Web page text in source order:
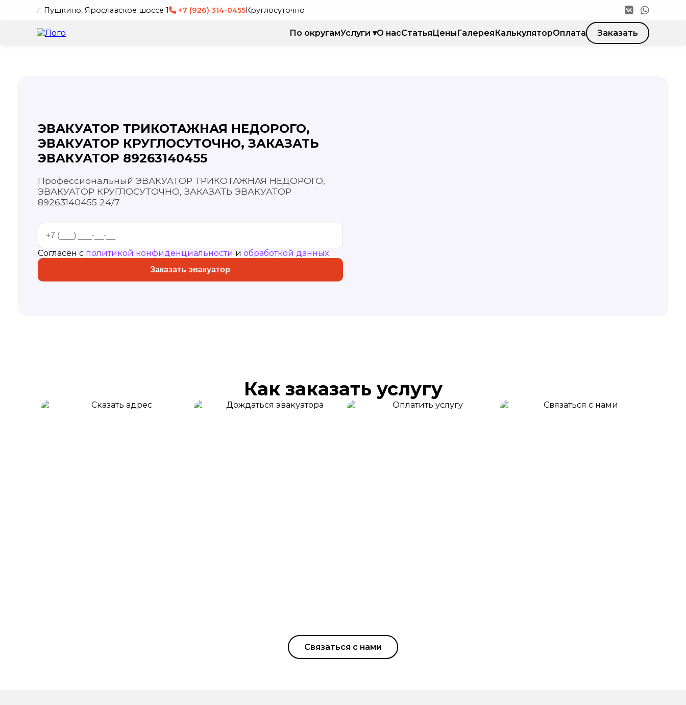
г. Пушкино, Ярославское шоссе 1 +7 (926) 314-0455Круглосуточно
По округамУслуги ▾О насСтатьяЦеныГалереяКалькуляторОплата Заказать
ЭВАКУАТОР ТРИКОТАЖНАЯ НЕДОРОГО,
ЭВАКУАТОР КРУГЛОСУТОЧНО, ЗАКАЗАТЬ
ЭВАКУАТОР 89263140455
Профессиональный ЭВАКУАТОР ТРИКОТАЖНАЯ НЕДОРОГО,
ЭВАКУАТОР КРУГЛОСУТОЧНО, ЗАКАЗАТЬ ЭВАКУАТОР
89263140455 24/7
Согласен с политикой конфиденциальности и обработкой данных
Заказать эвакуатор
Как заказать услугу
Связаться с нами